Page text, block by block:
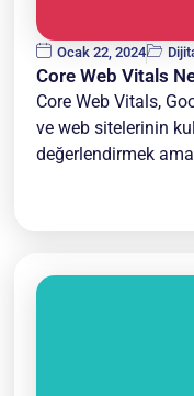
Ocak 22, 2024
Core Web Vitals
Core Web Vitals,
ve web sitelerinin
değerlendirmek